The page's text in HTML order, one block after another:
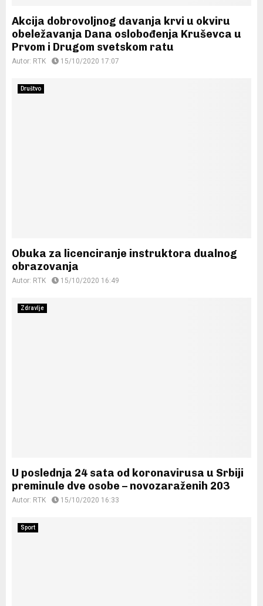
Akcija dobrovoljnog davanja krvi u okviru
obeležavanja Dana oslobođenja Kruševca u
Prvom i Drugom svetskom ratu
Autor: RTK 15/10/2020 17:07
Društvo
Obuka za licenciranje instruktora dualnog
obrazovanja
Autor: RTK 15/10/2020 16:49
Zdravlje
U poslednja 24 sata od koronavirusa u Srbiji
preminule dve osobe – novozaraženih 203
Autor: RTK 15/10/2020 16:33
Sport